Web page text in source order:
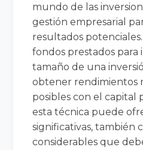
mundo de las
gestión empresarial
resultados
fondos prestados para
tamaño de una
obtener rendimientos
posibles con el capital
esta técnica puede
significativas, también
considerables que